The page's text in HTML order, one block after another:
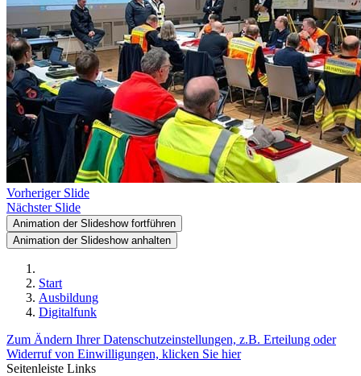
Vorheriger Slide
Nächster Slide
Animation der Slideshow fortführen
Animation der Slideshow anhalten
Start
Ausbildung
Digitalfunk
Zum Ändern Ihrer Datenschutzeinstellungen, z.B. Erteilung oder
Widerruf von Einwilligungen, klicken Sie hier
Seitenleiste Links